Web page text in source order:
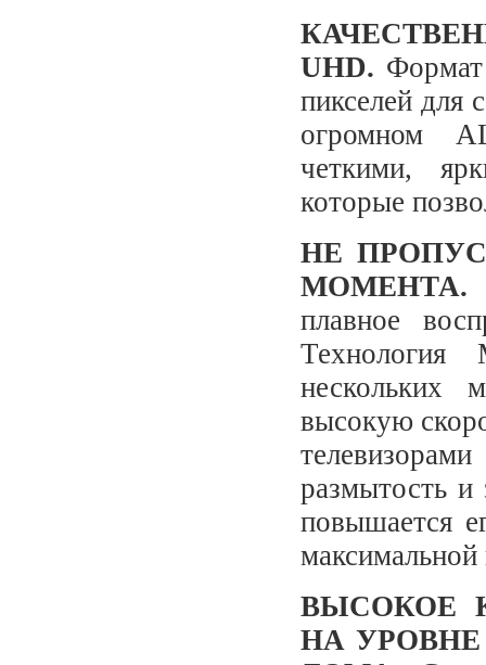
UHD.
пикселей для
огромном
четкими,
которые
НЕ
плавное
нескольких
высокую
размытость и
повышается
ВЫСОКОЕ
НА